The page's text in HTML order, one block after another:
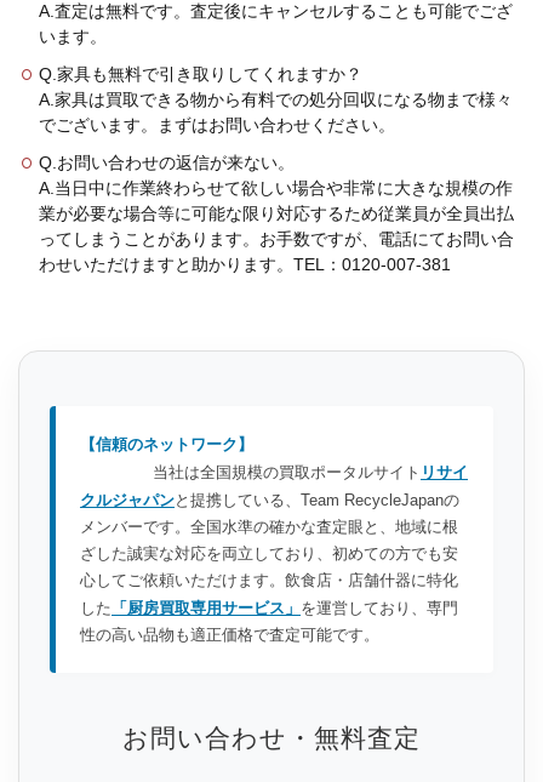
A.査定は無料です。査定後にキャンセルすることも可能でござ
います。
Q.家具も無料で引き取りしてくれますか？
A.家具は買取できる物から有料での処分回収になる物まで様々
でございます。まずはお問い合わせください。
Q.お問い合わせの返信が来ない。
A.当日中に作業終わらせて欲しい場合や非常に大きな規模の作
業が必要な場合等に可能な限り対応するため従業員が全員出払
ってしまうことがあります。お手数ですが、電話にてお問い合
わせいただけますと助かります。TEL：0120-007-381
【信頼のネットワーク】
当社は全国規模の買取ポータルサイト リサイ
クルジャパンと提携している、Team RecycleJapanの
メンバーです。全国水準の確かな査定眼と、地域に根
ざした誠実な対応を両立しており、初めての方でも安
心してご依頼いただけます。飲食店・店舗什器に特化
した 「厨房買取専用サービス」 を運営しており、専門
性の高い品物も適正価格で査定可能です。
お問い合わせ・無料査定